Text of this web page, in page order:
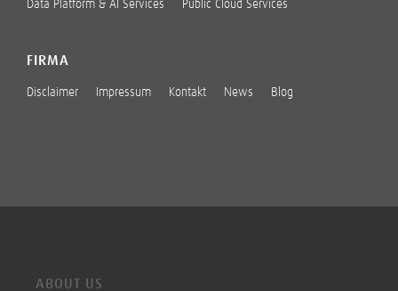
Data Platform & AI Services Public Cloud Services
FIRMA
Disclaimer Impressum Kontakt News Blog
ABOUT US